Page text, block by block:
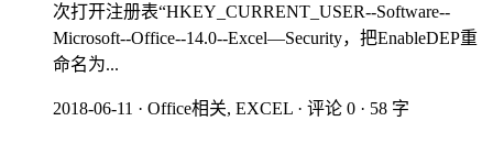
次打开注册表“HKEY_CURRENT_USER--Software--
Microsoft--Office--14.0--Excel—Security，把EnableDEP重
命名为...
2018-06-11 · Office相关, EXCEL · 评论 0 · 58 字